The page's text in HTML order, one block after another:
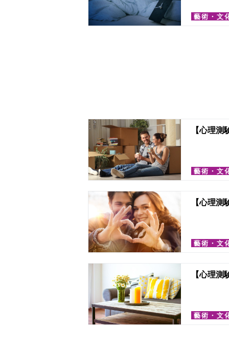
藝術・文
【心理
藝術・文
【心理
藝術・文
【心理
藝術・文